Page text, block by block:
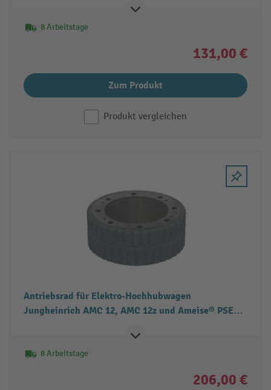
8 Arbeitstage
131,00 €
Zum Produkt
Produkt vergleichen
Antriebsrad für Elektro-Hochhubwagen
Jungheinrich AMC 12, AMC 12z und Ameise® PSE
8 Arbeitstage
206,00 €